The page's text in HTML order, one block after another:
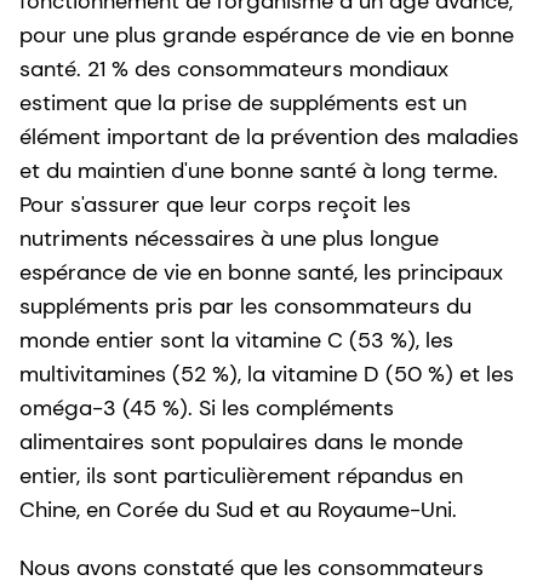
pour une plus grande espérance de vie en bonne
santé. 21 % des consommateurs mondiaux
estiment que la prise de suppléments est un
élément important de la prévention des maladies
et du maintien d'une bonne santé à long terme.
Pour s'assurer que leur corps reçoit les
nutriments nécessaires à une plus longue
espérance de vie en bonne santé, les principaux
suppléments pris par les consommateurs du
monde entier sont la vitamine C (53 %), les
multivitamines (52 %), la vitamine D (50 %) et les
oméga-3 (45 %). Si les compléments
alimentaires sont populaires dans le monde
entier, ils sont particulièrement répandus en
Chine, en Corée du Sud et au Royaume-Uni.
Nous avons constaté que les consommateurs